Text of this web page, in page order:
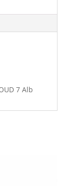
7 Alb